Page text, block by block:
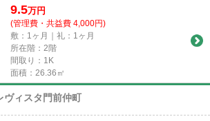
9.5万円
(管理費・共益費 4,000円)
敷：1ヶ月｜礼：1ヶ月
所在階：2階
間取り：1K
面積：26.36㎡
ヴィスタ門前仲町